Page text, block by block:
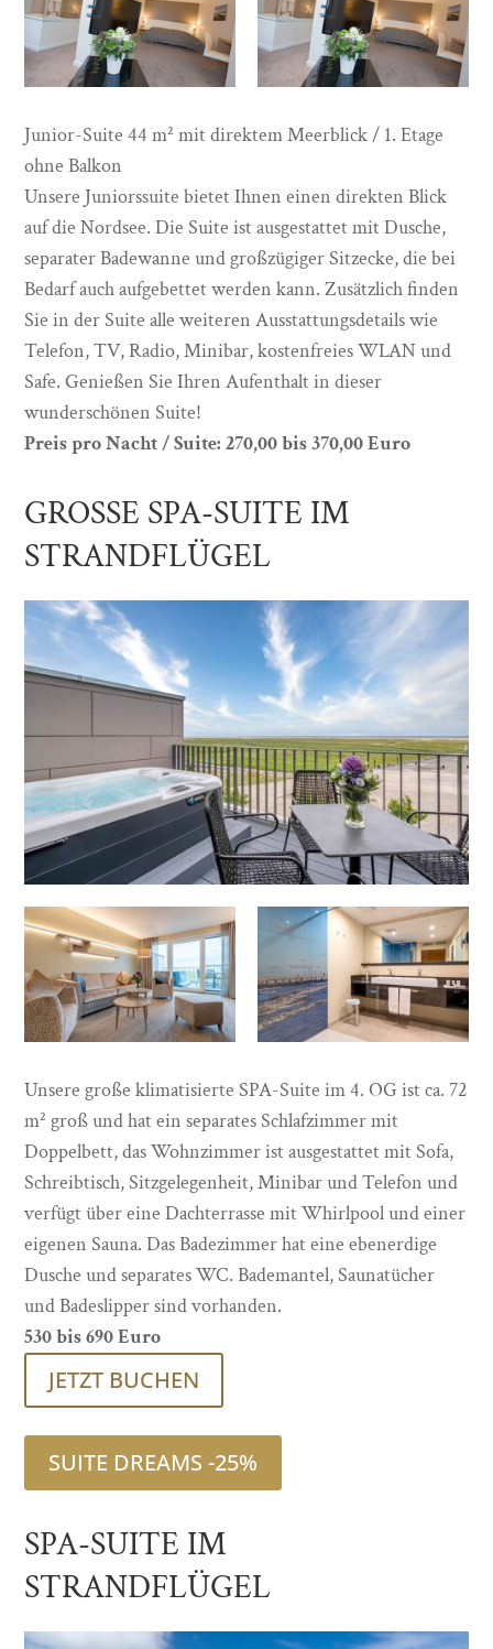
Junior-Suite 44 m² mit direktem Meerblick / 1. Etage
ohne Balkon
Unsere Juniorssuite bietet Ihnen einen direkten Blick
auf die Nordsee. Die Suite ist ausgestattet mit Dusche,
separater Badewanne und großzügiger Sitzecke, die bei
Bedarf auch aufgebettet werden kann. Zusätzlich finden
Sie in der Suite alle weiteren Ausstattungsdetails wie
Telefon, TV, Radio, Minibar, kostenfreies WLAN und
Safe. Genießen Sie Ihren Aufenthalt in dieser
wunderschönen Suite!
Preis pro Nacht / Suite: 270,00 bis 370,00 Euro
GROSSE SPA-SUITE IM
STRANDFLÜGEL
Unsere große klimatisierte SPA-Suite im 4. OG ist ca. 72
m² groß und hat ein separates Schlafzimmer mit
Doppelbett, das Wohnzimmer ist ausgestattet mit Sofa,
Schreibtisch, Sitzgelegenheit, Minibar und Telefon und
verfügt über eine Dachterrasse mit Whirlpool und einer
eigenen Sauna. Das Badezimmer hat eine ebenerdige
Dusche und separates WC. Bademantel, Saunatücher
und Badeslipper sind vorhanden.
530 bis 690 Euro
JETZT BUCHEN
SUITE DREAMS -25%
SPA-SUITE IM
STRANDFLÜGEL